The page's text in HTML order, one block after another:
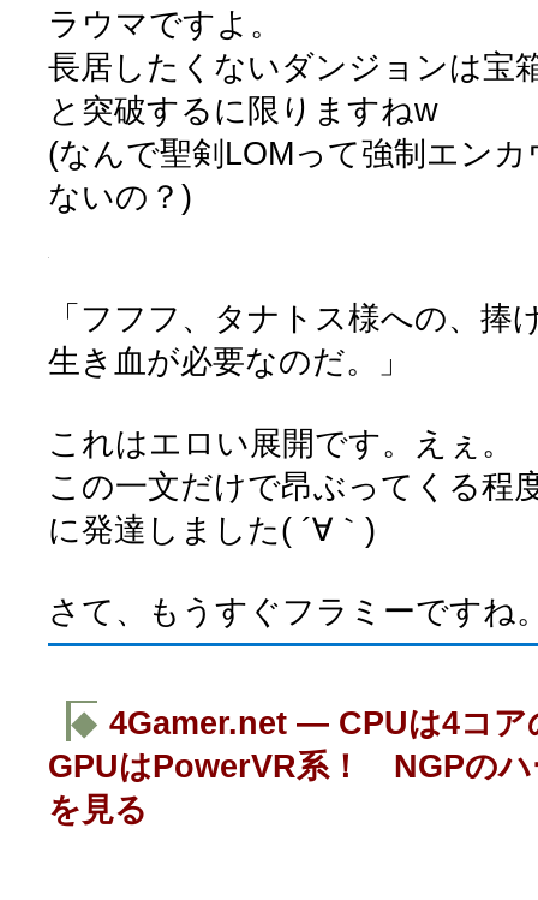
ラウマですよ。
長居したくないダンジョンは宝
と突破するに限りますねw
(なんで聖剣LOMって強制エン
ないの？)
「フフフ、タナトス様への、捧
生き血が必要なのだ。」
これはエロい展開です。えぇ。
この一文だけで昂ぶってくる程
に発達しました( ´∀｀)
さて、もうすぐフラミーですね
◆ 4Gamer.net ― CPUは4コ
GPUはPowerVR系！ NGPの
を見る